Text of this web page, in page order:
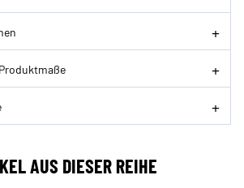
AUS DIESER REIHE